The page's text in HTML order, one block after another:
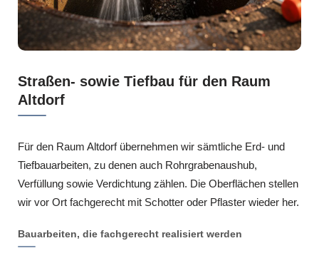
Straßen- sowie Tiefbau für den Raum
Altdorf
Für den Raum Altdorf übernehmen wir sämtliche Erd- und
Tiefbauarbeiten, zu denen auch Rohrgrabenaushub,
Verfüllung sowie Verdichtung zählen. Die Oberflächen stellen
wir vor Ort fachgerecht mit Schotter oder Pflaster wieder her.
Bauarbeiten, die fachgerecht realisiert werden